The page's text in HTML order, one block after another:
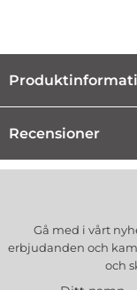
minuter, vilket ökar
Lätt att använda
mm ger en bred
stora hårstrån.
Plattången stöder
ökar säkerheten vid
Recensioner
Gå med i vårt
erbjudanden och
och